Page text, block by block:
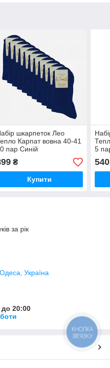
шкарпеток Лео
Карпат вовна 40-41
пар Синій
₴
Купити
5
540
за рік
Україна
до 20:00
КНОПКА
ЗВ'ЯЗКУ